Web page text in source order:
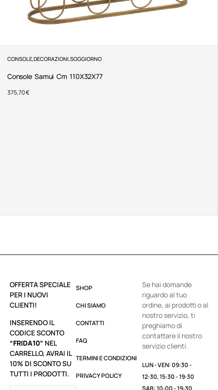
CONSOLE,DECORAZIONI,SOGGIORNO
Console Samui Cm 110X32X77
375,70€
OFFERTA SPECIALE
PER I NUOVI
CLIENTI!
INSERENDO IL
CODICE SCONTO
“FRIDA10” NEL
CARRELLO, AVRAI IL
10% DI SCONTO SU
TUTTI I PRODOTTI.
SHOP
CHI SIAMO
CONTATTI
FAQ
TERMINI E CONDIZIONI
PRIVACY POLICY
Se hai domande
riguardo al tuo
ordine, ai prodotti o al
nostro servizio, ti
preghiamo di
contattare il nostro
servizio clienti.
LUN - VEN: 09:30 -
12:30, 15:30 - 19:30
SAB: 10:00 - 19:30